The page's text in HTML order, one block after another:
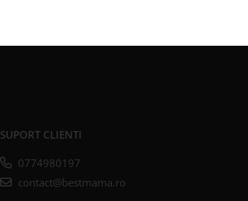
SUPORT CLIENTI
0774980197
contact@bestmama.ro